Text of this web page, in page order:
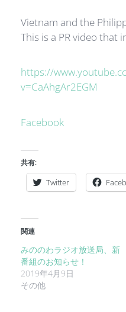
Vietnam and the
This is a PR video that
https://
v=CaAhgAr2EGM
Facebook
共有:
Twitter
関連
みののわラジオ放送局、新
番組のお知らせ！
2019年4月9日
その他